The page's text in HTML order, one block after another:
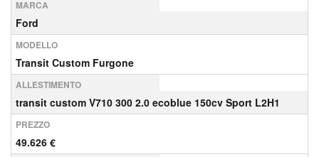
MARCA
Ford
MODELLO
Transit Custom Furgone
ALLESTIMENTO
transit custom V710 300 2.0 ecoblue 150cv Sport L2H1
PREZZO
49.626 €